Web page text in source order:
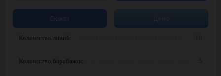
Количество линий:
Количество барабанов:
Сюжет